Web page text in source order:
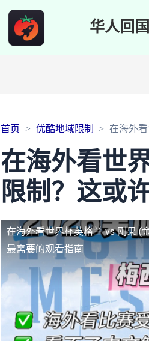
华人回
首页 优酷地域限制 在海外
在海外看世
限制？这或
在海外看世界杯英格兰 vs 刚果 (
最需要的观看指南